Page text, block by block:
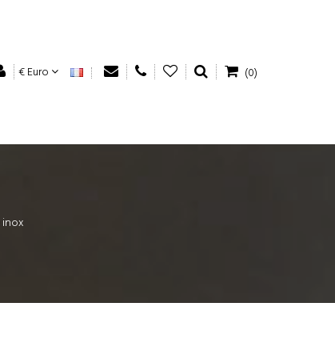
€ Euro (0)
inox